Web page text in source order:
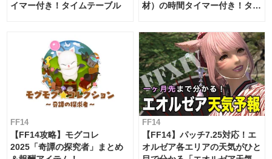
イマー付き！タイムテーブル
材）の時間タイマー付き！タイ
FF14
【FF14攻略】モグコレ
2025「奇譚の探究者」まとめ
FF14
【FF14】パッチ7.25対応！エ
オルゼア各エリアの天気がひと